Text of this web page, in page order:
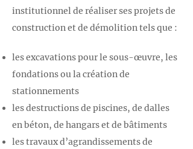
institutionnel de réaliser ses projets de
construction et de démolition tels que :
les excavations pour le sous-œuvre, les
fondations ou la création de
stationnements
les destructions de piscines, de dalles
en béton, de hangars et de bâtiments
les travaux d’agrandissements de